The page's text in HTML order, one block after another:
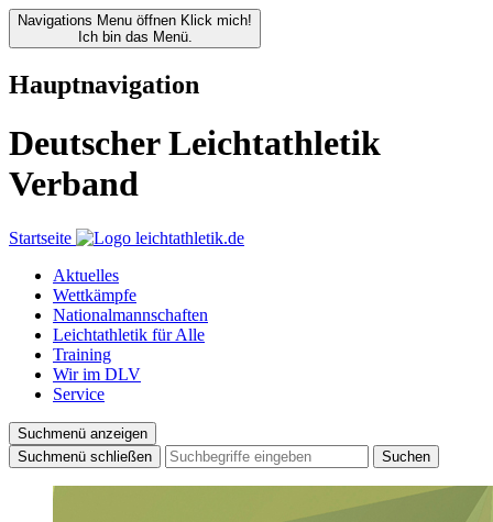
Navigations Menu öffnen Klick mich!
Ich bin das Menü.
Hauptnavigation
Deutscher Leichtathletik
Verband
Startseite
Aktuelles
Wettkämpfe
Nationalmannschaften
Leichtathletik für Alle
Training
Wir im DLV
Service
Suchmenü anzeigen
Suchmenü schließen
Suchen